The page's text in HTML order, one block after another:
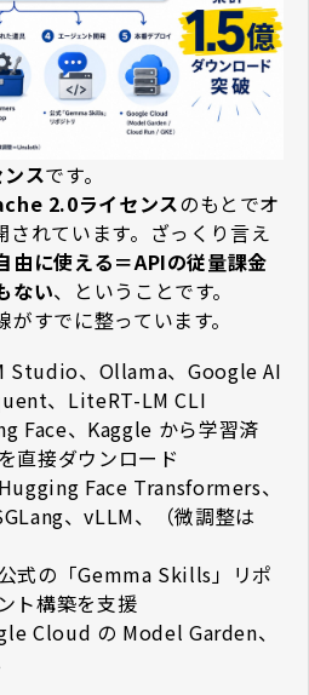
スです。
2.0ライセンスのもとでオ
されています。ざっくり言え
由に使える＝APIの従量課金
ない、ということです。
すでに整っています。
Studio、Ollama、Google AI
、LiteRT-LM CLI
Face、Kaggle から学習済
直接ダウンロード
Face Transformers、
、vLLM、（微調整は
式の「Gemma Skills」リポ
ト構築を支援
Cloud の Model Garden、